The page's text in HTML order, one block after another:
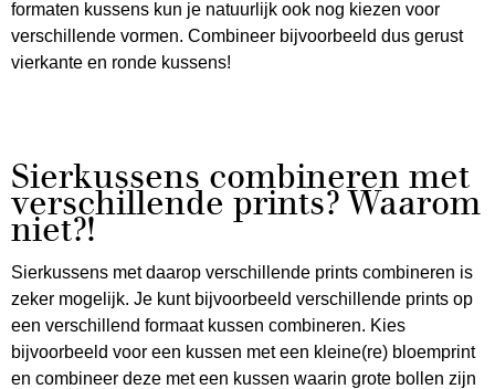
formaten kussens kun je natuurlijk ook nog kiezen voor
verschillende vormen. Combineer bijvoorbeeld dus gerust
vierkante en ronde kussens!
Sierkussens combineren met
verschillende prints? Waarom
niet?!
Sierkussens met daarop verschillende prints combineren is
zeker mogelijk. Je kunt bijvoorbeeld verschillende prints op
een verschillend formaat kussen combineren. Kies
bijvoorbeeld voor een kussen met een kleine(re) bloemprint
en combineer deze met een kussen waarin grote bollen zijn